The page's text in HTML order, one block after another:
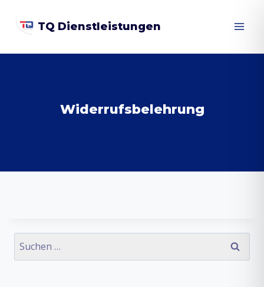
Inhalt
TQ Dienstleistungen
Widerrufsbelehrung
Suchen
nach: